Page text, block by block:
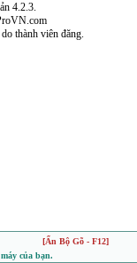
4.2.3.
thành viên đăng.
[Ẩn Bộ Gõ - F12]
của bạn.